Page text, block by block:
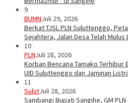
9
BUMNJuli 29, 2026
Berkat TJSL PLN Suluttenggo,
Sejahtera, Jalan Desa Telah Mulus
10
PLNJuli 28, 2026
Korban Bencana Tamako Terhibur
UID Suluttenggo dan Jaminan
11
SulutJuli 28, 2026
Sambangi Bupati Sangihe, GM